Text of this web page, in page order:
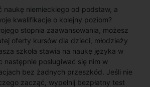
naukę niemieckiego od podstaw, a
kwalifikacje o kolejny poziom?
stopnia zaawansowania, możesz
oferty kursów dla dzieci, młodzieży
szkoła stawia na naukę języka w
posługiwać się nim w
bez żadnych przeszkód. Jeśli nie
zacząć, wypełnij bezpłatny test